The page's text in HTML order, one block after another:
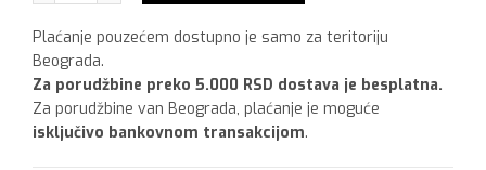
Plaćanje pouzećem dostupno je samo za teritoriju
Beograda.
Za porudžbine preko 5.000 RSD dostava je besplatna.
Za porudžbine van Beograda, plaćanje je moguće
isključivo bankovnom transakcijom.